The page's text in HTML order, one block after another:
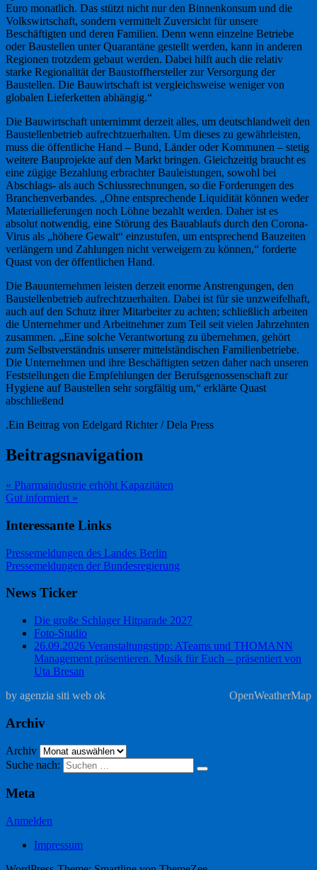
Euro monatlich. Das stützt nicht nur den Binnenkonsum und die
Volkswirtschaft, sondern vermittelt Zuversicht für unsere
Beschäftigten und deren Familien. Denn wenn einzelne Betriebe
oder Baustellen unter Quarantäne gestellt werden, kann in anderen
Regionen trotzdem gebaut werden. Dabei hilft auch die relativ
starke Regionalität der Baustoffhersteller zur Versorgung der
Baustellen. Die Bauwirtschaft ist vergleichsweise weniger von
globalen Lieferketten abhängig.“
Die Bauwirtschaft unternimmt derzeit alles, um deutschlandweit den
Baustellenbetrieb aufrechtzuerhalten. Um dieses zu gewährleisten,
muss die öffentliche Hand – Bund, Länder oder Kommunen – stetig
weitere Bauprojekte auf den Markt bringen. Gleichzeitig braucht es
eine zügige Bezahlung erbrachter Bauleistungen, sowohl bei
Abschlags- als auch Schlussrechnungen, so die Forderungen des
Branchenverbandes. „Ohne entsprechende Liquidität können weder
Materiallieferungen noch Löhne bezahlt werden. Daher ist es
absolut notwendig, eine Störung des Bauablaufs durch den Corona-
Virus als „höhere Gewalt“ einzustufen, um entsprechend Bauzeiten
verlängern und Zahlungen nicht verweigern zu können,“ forderte
Quast von der öffentlichen Hand.
Die Bauunternehmen leisten derzeit enorme Anstrengungen, den
Baustellenbetrieb aufrechtzuerhalten. Dabei ist für sie unzweifelhaft,
auch auf den Schutz ihrer Mitarbeiter zu achten; schließlich arbeiten
die Unternehmer und Arbeitnehmer zum Teil seit vielen Jahrzehnten
zusammen. „Eine solche Verantwortung zu übernehmen, gehört
zum Selbstverständnis unserer mittelständischen Familienbetriebe.
Die Unternehmen und ihre Beschäftigten setzen daher nach unseren
Feststellungen die Empfehlungen der Berufsgenossenschaft zur
Hygiene auf Baustellen sehr sorgfältig um,“ erklärte Quast
abschließend
.Ein Beitrag von Edelgard Richter / Dela Press
Beitragsnavigation
« Pharmaindustrie erhöht Kapazitäten
Gut informiert »
Interessante Links
Pressemeldungen des Landes Berlin
Pressemeldungen der Bundesregierung
News Ticker
Die große Schlager Hitparade 2027
Foto-Studio
26.09.2026 Veranstaltungstipp: ATeams und THOMANN
Management präsentieren. Musik für Euch – präsentiert von
Uta Bresan
by agenzia siti web ok
OpenWeatherMap
Archiv
Archiv
Suche nach:
Meta
Anmelden
Impressum